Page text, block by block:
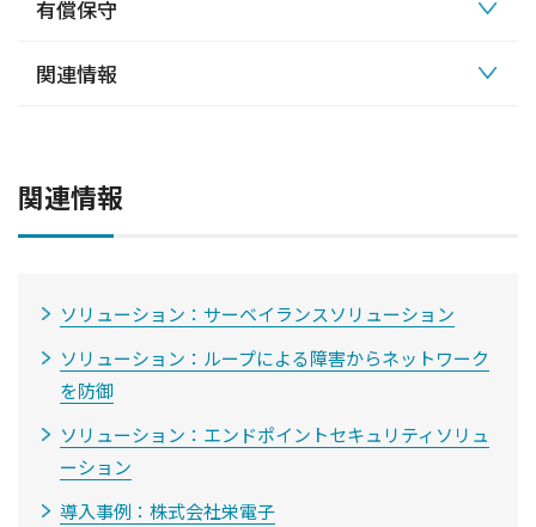
有償保守
関連情報
関連情報
ソリューション：サーベイランスソリューション
ソリューション：ループによる障害からネットワーク
を防御
ソリューション：エンドポイントセキュリティソリュ
ーション
導入事例：株式会社栄電子